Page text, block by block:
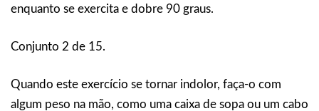
enquanto se exercita e dobre 90 graus.
Conjunto 2 de 15.
Quando este exercício se tornar indolor, faça-o com
algum peso na mão, como uma caixa de sopa ou um cabo